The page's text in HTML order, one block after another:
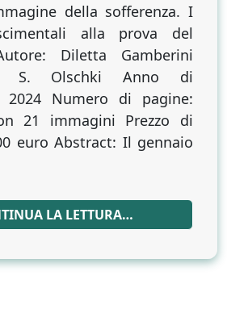
della sofferenza. I
alla prova del
Diletta Gamberini
S. Olschki Anno di
2024 Numero di pagine:
21 immagini Prezzo di
euro Abstract: Il gennaio
LA LETTURA…